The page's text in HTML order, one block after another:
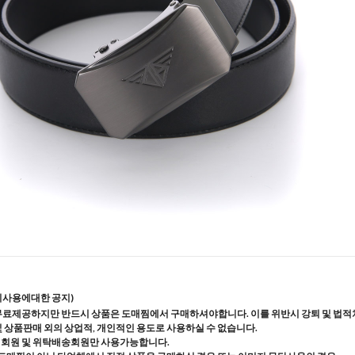
용에대한 공지)
제공하지만 반드시 상품은 도매찜에서 구매하셔야합니다. 이를 위반시 강퇴 및 법적
품판매 외의 상업적, 개인적인 용도로 사용하실 수 없습니다.
원 및 위탁배송회원만 사용가능합니다.